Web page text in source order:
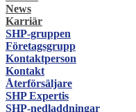
News
Karriär
SHP-gruppen
Företagsgrupp
Kontaktperson
Kontakt
Återförsäljare
SHP Expertis
SHP-nedladdningar